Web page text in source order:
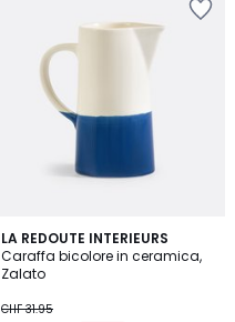
LA REDOUTE INTERIEURS
Caraffa bicolore in ceramica,
Zalato
CHF 31.95
4.6
/ 5
4
Colori